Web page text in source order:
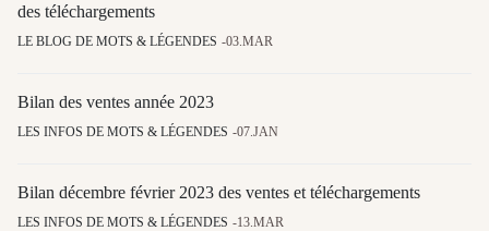
des téléchargements
LE BLOG DE MOTS & LÉGENDES 03.MAR
Bilan des ventes année 2023
LES INFOS DE MOTS & LÉGENDES 07.JAN
Bilan décembre février 2023 des ventes et téléchargements
LES INFOS DE MOTS & LÉGENDES 13.MAR